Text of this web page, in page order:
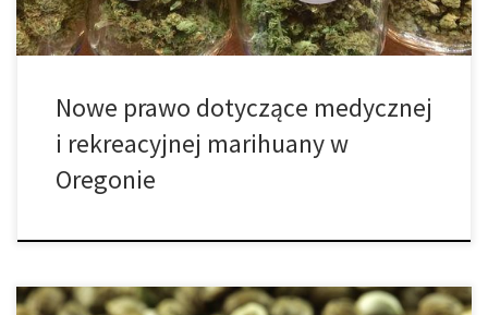
Nowe prawo dotyczące medycznej
i rekreacyjnej marihuany w
Oregonie